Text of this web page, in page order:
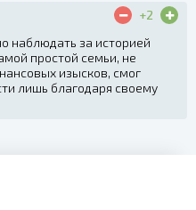
+2
наблюдать за историей
простой семьи, не
изысков, смог
лишь благодаря своему